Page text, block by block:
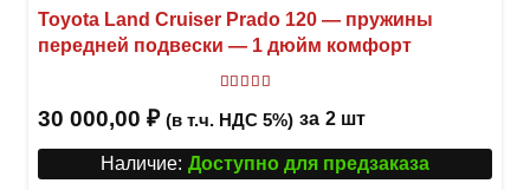
Toyota Land Cruiser Prado 120 — пружины
передней подвески — 1 дюйм комфорт
30 000,00 ₽ (в т.ч. НДС 5%) за 2 шт
Наличие: Доступно для предзаказа